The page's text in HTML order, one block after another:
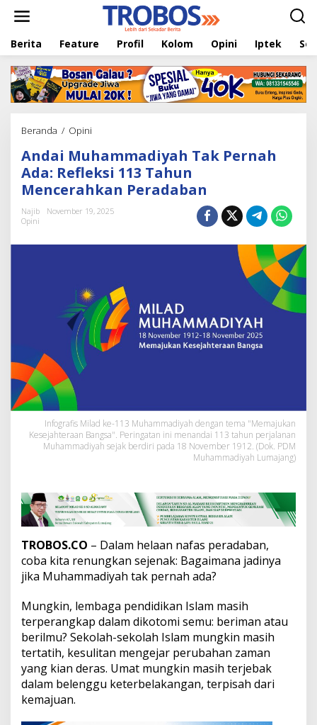
t
Berita Feature Profil Kolom Opini Iptek
Beranda / Opini
d
a
i
M
u
m
i
y
a
h
T
r
n
a
h
:
R
e
l
e
k
i
1
3
T
a
h
u
Andai Muhammadiyah Tak Pernah
Ada: Refleksi 113 Tahun
Mencerahkan Peradaban
Najib
November 19, 2025
Opini
Infografis Milad ke-113 Muhammadiyah dengan tema "Memajukan
Kesejahteraan Bangsa". Peringatan ini menandai 113 tahun perjalanan
Muhammadiyah sejak berdiri pada 18 November 1912. (Dok. PDM
Muhammadiyah Lumajang)
TROBOS.CO – Dalam helaan nafas peradaban,
coba kita renungkan sejenak: Bagaimana jadinya
jika Muhammadiyah tak pernah ada?
Mungkin, lembaga pendidikan Islam masih
terperangkap dalam dikotomi semu: beriman atau
berilmu? Sekolah-sekolah Islam mungkin masih
tertatih, kesulitan mengejar perubahan zaman
yang kian deras. Umat mungkin masih terjebak
dalam belenggu keterbelakangan, terpisah dari
kemajuan.